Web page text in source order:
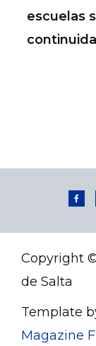
escuelas
Copyright
de Salta
Template
Magazine